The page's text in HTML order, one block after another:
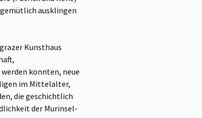
gemütlich ausklingen
Kunsthaus
konnten, neue
im Mittelalter,
die geschichtlich
der Murinsel-